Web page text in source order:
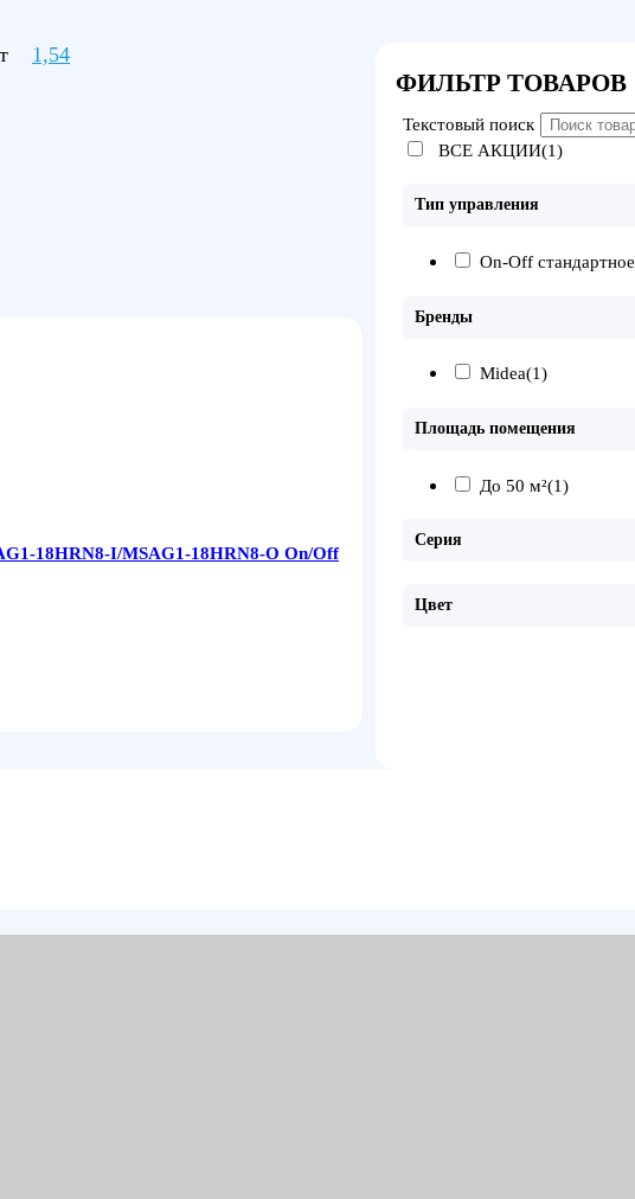
1,54
18HRN8-I/MSAG1-18HRN8-O On/Off
ФИЛЬТР ТОВАРОВ
Текстовый поиск
ВСЕ АКЦИИ(1)
Тип управления
On-Off стандартное
Бренды
Midea(1)
Площадь помещения
До 50 м²(1)
Серия
Цвет